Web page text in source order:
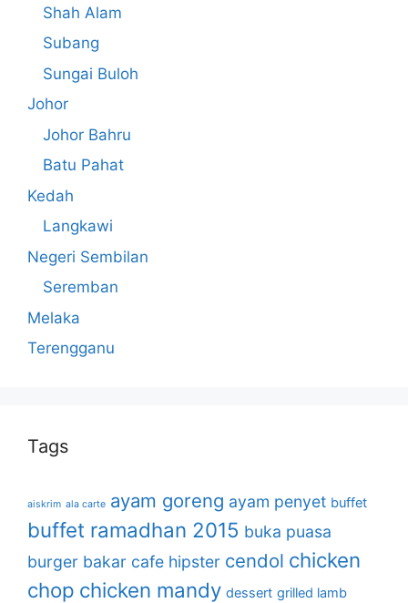
Shah Alam
Subang
Sungai Buloh
Johor
Johor Bahru
Batu Pahat
Kedah
Langkawi
Negeri Sembilan
Seremban
Melaka
Terengganu
Tags
aiskrim ala carte ayam goreng ayam penyet buffet
buffet ramadhan 2015 buka puasa
burger bakar cafe hipster cendol chicken
chop chicken mandy dessert grilled lamb